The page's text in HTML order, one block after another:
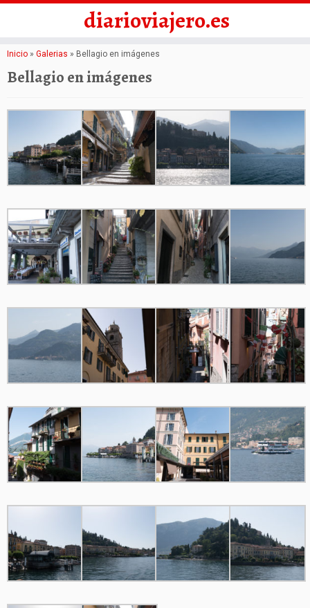
Saltar
al
contenido
diarioviajero.es
Inicio » Galerias » Bellagio en imágenes
Bellagio en imágenes